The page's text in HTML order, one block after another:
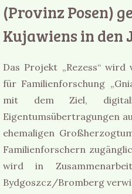
(Provinz Posen)
Kujawiens in den
Das Projekt „Rezess“
für Familienforschung
mit dem Ziel,
Eigentumsübertragungen
ehemaligen
Familienforschern
wird in
Bydgoszcz/Bromberg